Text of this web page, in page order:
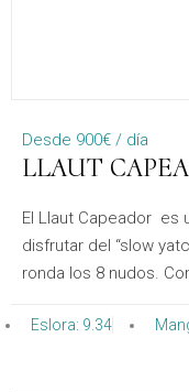
Desde 900€ / día
LLAUT
El Llaut Capeador es
disfrutar del “slow
ronda los 8 nudos.
como durante el
Eslora: 9.34